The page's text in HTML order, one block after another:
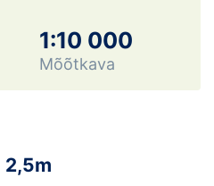
1:10 000
Mõõtkava
2,5m